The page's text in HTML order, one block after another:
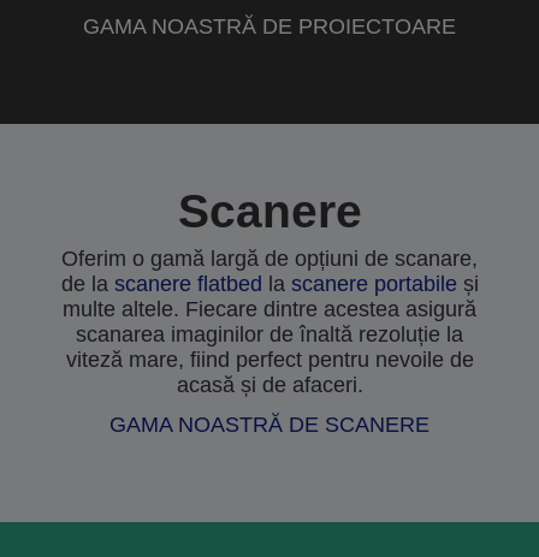
GAMA NOASTRĂ DE PROIECTOARE
Scanere
Oferim o gamă largă de opțiuni de scanare,
de la scanere flatbed la scanere portabile și
multe altele. Fiecare dintre acestea asigură
scanarea imaginilor de înaltă rezoluție la
viteză mare, fiind perfect pentru nevoile de
acasă și de afaceri.
GAMA NOASTRĂ DE SCANERE